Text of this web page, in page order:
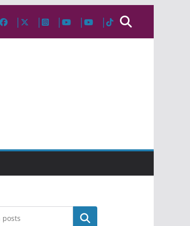
Pesquisar